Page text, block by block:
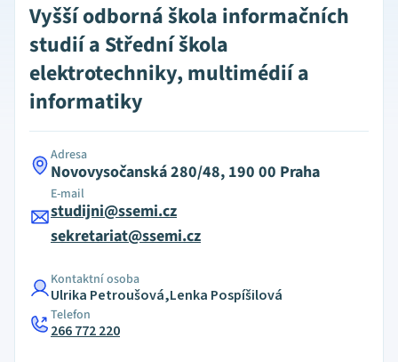
Vyšší odborná škola informačních
studií a Střední škola
elektrotechniky, multimédií a
informatiky
Adresa
Novovysočanská 280/48, 190 00 Praha
E-mail
studijni@ssemi.cz
sekretariat@ssemi.cz
Kontaktní osoba
Ulrika Petroušová,Lenka Pospíšilová
Telefon
266 772 220